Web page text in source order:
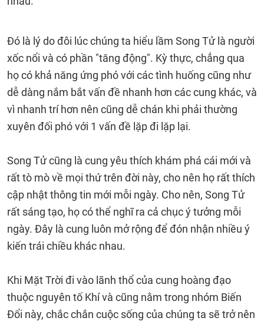
Đó là lý do đôi lúc chúng ta hiểu lầm Song Tử là người
xốc nổi và có phần "tăng động". Kỳ thực, chẳng qua
họ có khả năng ứng phó với các tình huống cũng như
dễ dàng nắm bắt vấn đề nhanh hơn các cung khác, và
vì nhanh trí hơn nên cũng dễ chán khi phải thường
xuyên đối phó với 1 vấn đề lặp đi lặp lại.
Song Tử cũng là cung yêu thích khám phá cái mới và
rất tò mò về mọi thứ trên đời này, cho nên họ rất thích
cập nhật thông tin mới mỗi ngày. Cho nên, Song Tử
rất sáng tạo, họ có thể nghĩ ra cả chục ý tưởng mỗi
ngày. Đây là cung luôn mở rộng để đón nhận nhiều ý
kiến trái chiều khác nhau.
Khi Mặt Trời đi vào lãnh thổ của cung hoàng đạo
thuộc nguyên tố Khí và cũng nằm trong nhóm Biến
Đổi này, chắc chắn cuộc sống của chúng ta sẽ trở nên